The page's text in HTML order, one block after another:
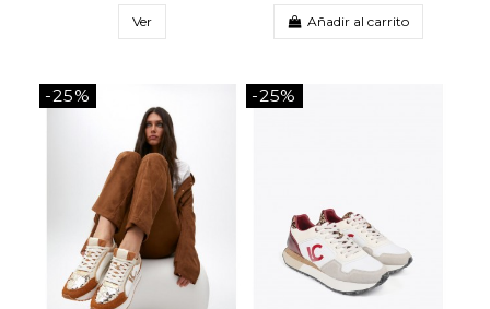
Ver Añadir al carrito
-25% -25%